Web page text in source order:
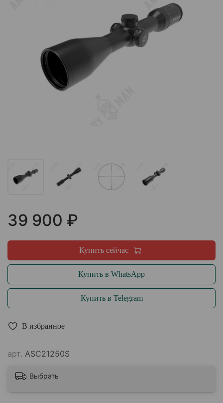
В избранное
арт. ASC21250S
39 900 ₽
Купить сейчас
Купить в WhatsApp
Купить в Telegram
Выбрать